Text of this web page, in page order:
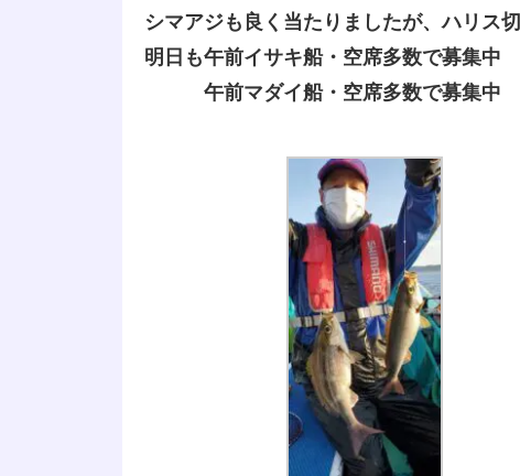
シマアジも良く当たりましたが、ハリス
明日も午前イサキ船・空席多数で募集中
午前マダイ船・空席多数で募集中